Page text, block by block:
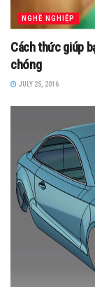
NGHỀ NGHIỆP
Cách thức giúp
chóng
JULY 25, 2016